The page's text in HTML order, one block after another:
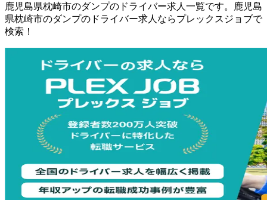
鹿児島県枕崎市のダンプの ドライバー求人一覧です。
鹿児島
県枕崎市のダンプの ドライバー求人ならプレックスジョブで
検索！